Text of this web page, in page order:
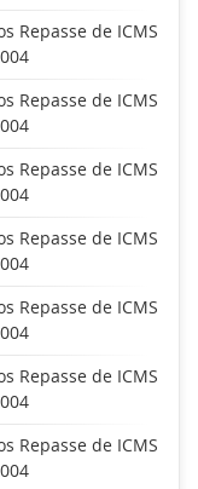
Repasse de ICMS
Repasse de ICMS
Repasse de ICMS
Repasse de ICMS
Repasse de ICMS
Repasse de ICMS
Repasse de ICMS